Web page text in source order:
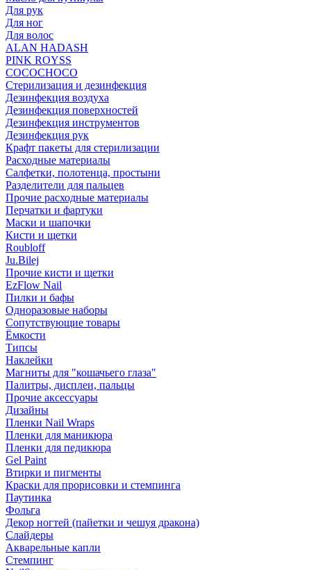
Для рук
Для ног
Для волос
ALAN HADASH
PINK ROYSS
COCOCHOCO
Стерилизация и дезинфекция
Дезинфекция воздуха
Дезинфекция поверхностей
Дезинфекция инструментов
Дезинфекция рук
Крафт пакеты для стерилизации
Расходные материалы
Салфетки, полотенца, простыни
Разделители для пальцев
Прочие расходные материалы
Перчатки и фартуки
Маски и шапочки
Кисти и щетки
Roubloff
Ju.Bilej
Прочие кисти и щетки
EzFlow Nail
Пилки и бафы
Одноразовые наборы
Сопутствующие товары
Ёмкости
Типсы
Наклейки
Магниты для "кошачьего глаза"
Палитры, дисплеи, пальцы
Прочие аксессуары
Дизайны
Пленки Nail Wraps
Пленки для маникюра
Пленки для педикюра
Gel Paint
Втирки и пигменты
Краски для прорисовки и стемпинга
Паутинка
Фольга
Декор ногтей (пайетки и чешуя дракона)
Слайдеры
Акварельные капли
Стемпинг